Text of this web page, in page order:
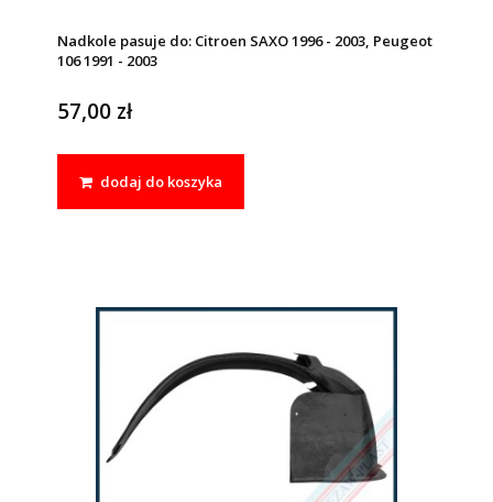
Nadkole pasuje do: Citroen SAXO 1996 - 2003, Peugeot
106 1991 - 2003
57,00 zł
dodaj do koszyka